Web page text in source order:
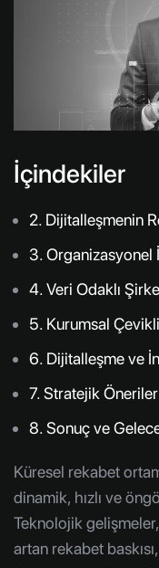
İçindekiler
2. Dijitalleşmenin
3. Organizasyonel
4. Veri Odaklı
5. Kurumsal
6. Dijitalleşme ve
7. Stratejik Öneriler
8. Sonuç ve
Küresel rekabet
dinamik, hızlı ve
Teknolojik
artan rekabet